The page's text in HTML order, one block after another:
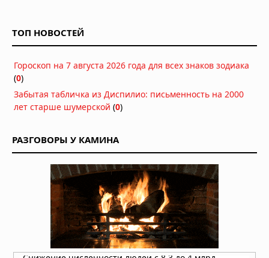
переживших апокалипсис
Антарктида, инопланетяне и
05.08.2026 в 07:54
Расшифрованный свиток рассказал
о последних часах Платона
05.08.2026 в 07:15
В Румынии нашли пещеру,
запечатанную 5,5 миллиона лет:
внутри оказался живой мир, никогда
не видевший солнца
ТОП НОВОСТЕЙ
Гороскоп на 7 августа 2026 года для всех знаков зодиака
(0)
Забытая табличка из Диспилио: письменность на 2000
лет старше шумерской (0)
РАЗГОВОРЫ У КАМИНА